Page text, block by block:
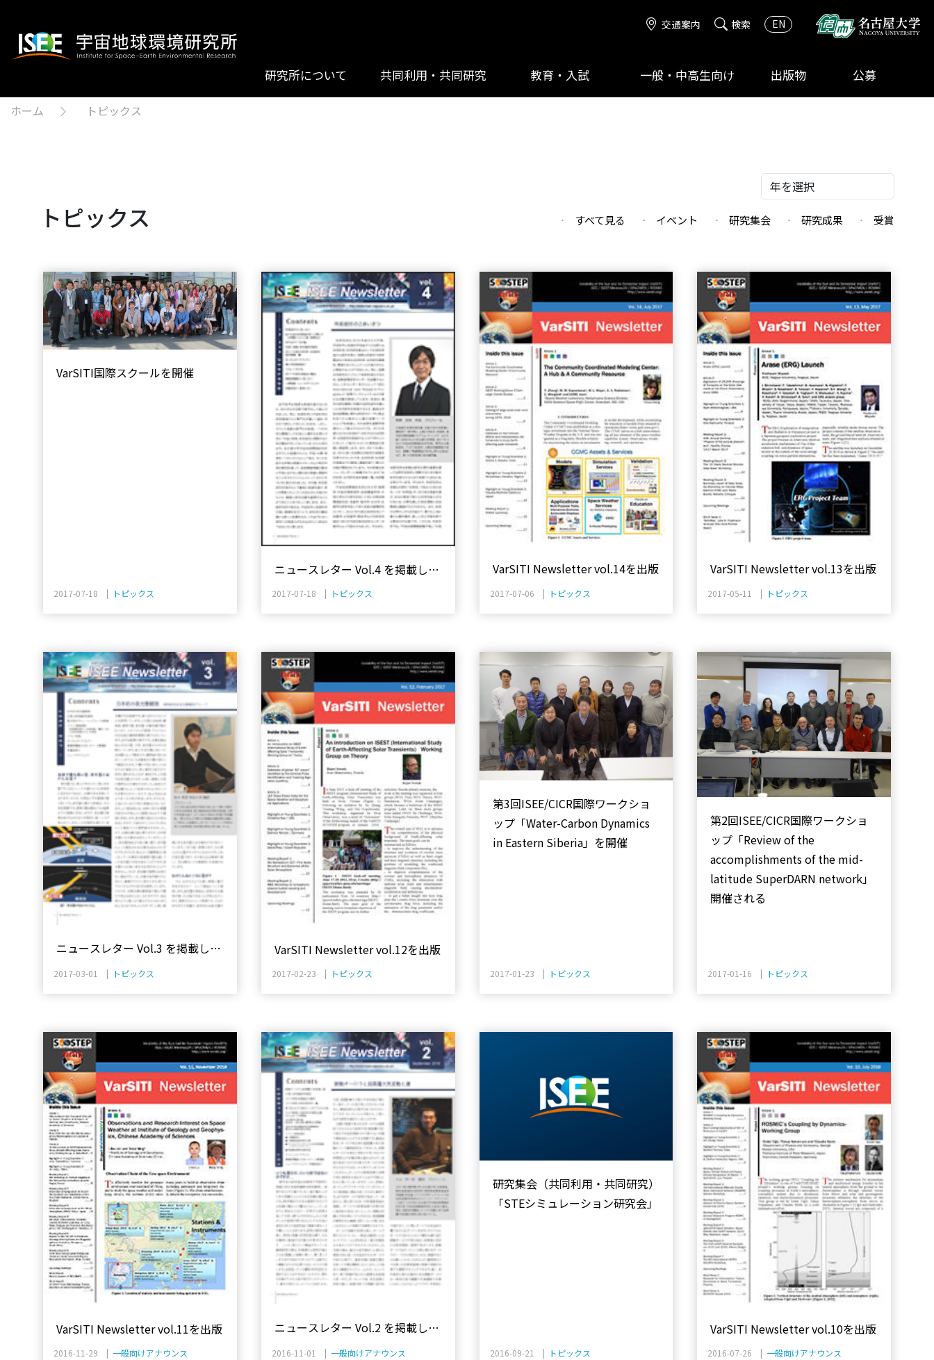
交通案内 検索 EN
研究所について 共同利用・共同研究 教育・入試 一般・中高生向け 出版物 公募
ホーム トピックス
トピックス すべて見る イベント 研究集会 研究成果 受賞
VarSITI国際スクールを開催
2017-07-18 | トピックス
ニュースレター Vol.4 を掲載しま
した。
2017-07-18 | トピックス
VarSITI Newsletter vol.14を出版
2017-07-06 | トピックス
VarSITI Newsletter vol.13を出版
2017-05-11 | トピックス
ニュースレター Vol.3 を掲載しま
した。
2017-03-01 | トピックス
VarSITI Newsletter vol.12を出版
2017-02-23 | トピックス
第3回ISEE/CICR国際ワークショ
ップ「Water-Carbon Dynamics
in Eastern Siberia」を開催
2017-01-23 | トピックス
第2回ISEE/CICR国際ワークショ
ップ「Review of the
accomplishments of the mid-
latitude SuperDARN network」
開催される
2017-01-16 | トピックス
VarSITI Newsletter vol.11を出版
2016-11-29 | 一般向けアナウンス
ニュースレター Vol.2 を掲載しま
した。
2016-11-01 | 一般向けアナウンス
研究集会（共同利用・共同研究）
「STEシミュレーション研究会」
2016-09-21 | トピックス
VarSITI Newsletter vol.10を出版
2016-07-26 | 一般向けアナウンス